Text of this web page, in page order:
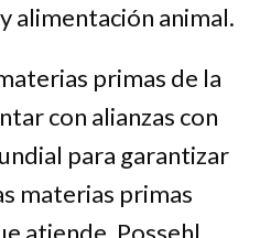
alimentación animal.
primas de la
con alianzas con
para garantizar
materias primas
atiende, Possehl